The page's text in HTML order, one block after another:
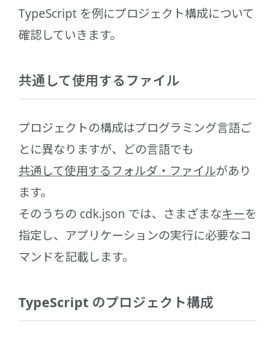
TypeScript を例にプロジェクト構成について
確認していきます。
共通して使用するファイル
プロジェクトの構成はプログラミング言語ご
とに異なりますが、どの言語でも
共通して使用するフォルダ・ファイルがあり
ます。
そのうちの cdk.json では、さまざまなキーを
指定し、アプリケーションの実行に必要なコ
マンドを記載します。
TypeScript のプロジェクト構成